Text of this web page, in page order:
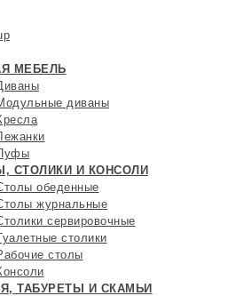
МЕБЕЛЬ
диваны
СТОЛИКИ И КОНСОЛИ
обеденные
журнальные
сервировочные
столики
столы
ТАБУРЕТЫ И СКАМЬИ